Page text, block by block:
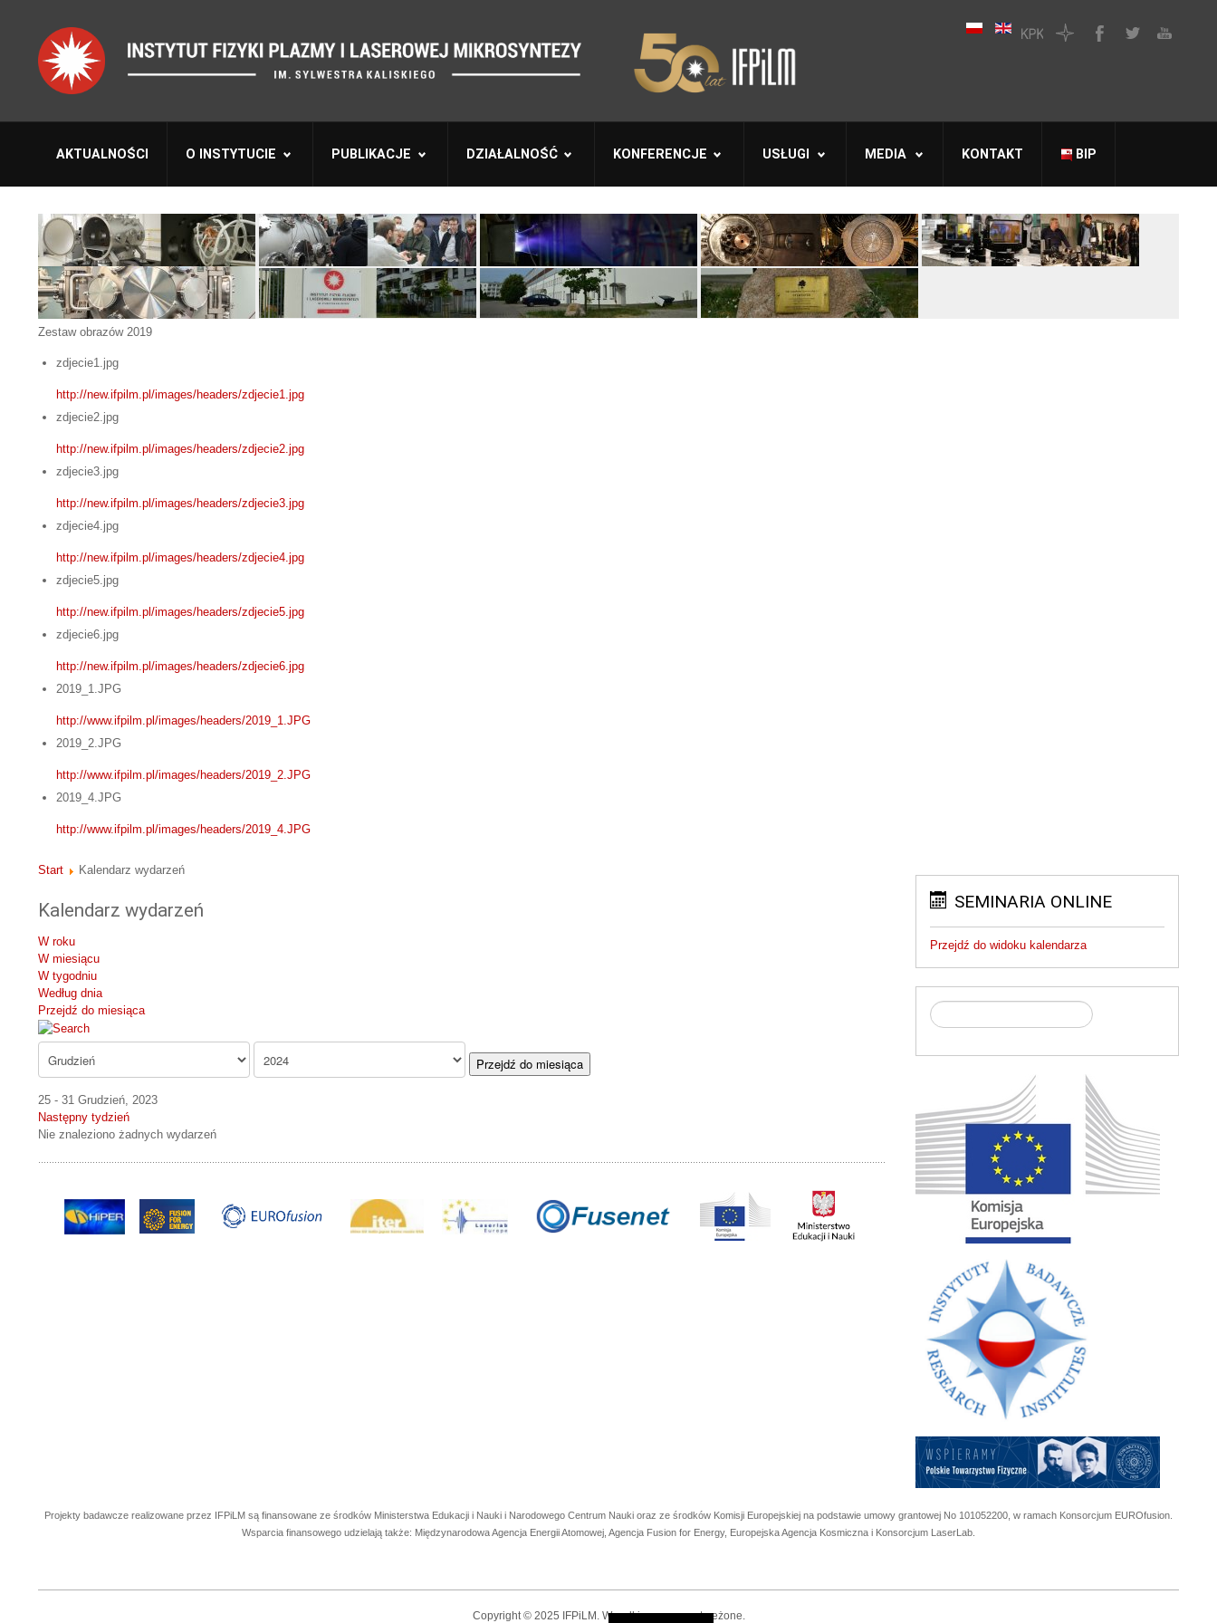
AKTUALNOŚCI O INSTYTUCIE PUBLIKACJE DZIAŁALNOŚĆ KONFERENCJE USŁUGI MEDIA KONTAKT BIP
Zestaw obrazów 2019
zdjecie1.jpg
http://new.ifpilm.pl/images/headers/zdjecie1.jpg
zdjecie2.jpg
http://new.ifpilm.pl/images/headers/zdjecie2.jpg
zdjecie3.jpg
http://new.ifpilm.pl/images/headers/zdjecie3.jpg
zdjecie4.jpg
http://new.ifpilm.pl/images/headers/zdjecie4.jpg
zdjecie5.jpg
http://new.ifpilm.pl/images/headers/zdjecie5.jpg
zdjecie6.jpg
http://new.ifpilm.pl/images/headers/zdjecie6.jpg
2019_1.JPG
http://www.ifpilm.pl/images/headers/2019_1.JPG
2019_2.JPG
http://www.ifpilm.pl/images/headers/2019_2.JPG
2019_4.JPG
http://www.ifpilm.pl/images/headers/2019_4.JPG
Start Kalendarz wydarzeń
Kalendarz wydarzeń
W roku
W miesiącu
W tygodniu
Według dnia
Przejdź do miesiąca
Przejdź do miesiąca
25 - 31 Grudzień, 2023
Następny tydzień
Nie znaleziono żadnych wydarzeń
SEMINARIA ONLINE
Przejdź do widoku kalendarza
Projekty badawcze realizowane przez IFPiLM są finansowane ze środków Ministerstwa Edukacji i Nauki i Narodowego Centrum Nauki oraz ze środków Komisji Europejskiej na podstawie umowy grantowej No 101052200, w ramach Konsorcjum EUROfusion.
Wsparcia finansowego udzielają także: Międzynarodowa Agencja Energii Atomowej, Agencja Fusion for Energy, Europejska Agencja Kosmiczna i Konsorcjum LaserLab.
Copyright © 2025 IFPiLM. Wszelkie prawa zastrzeżone.